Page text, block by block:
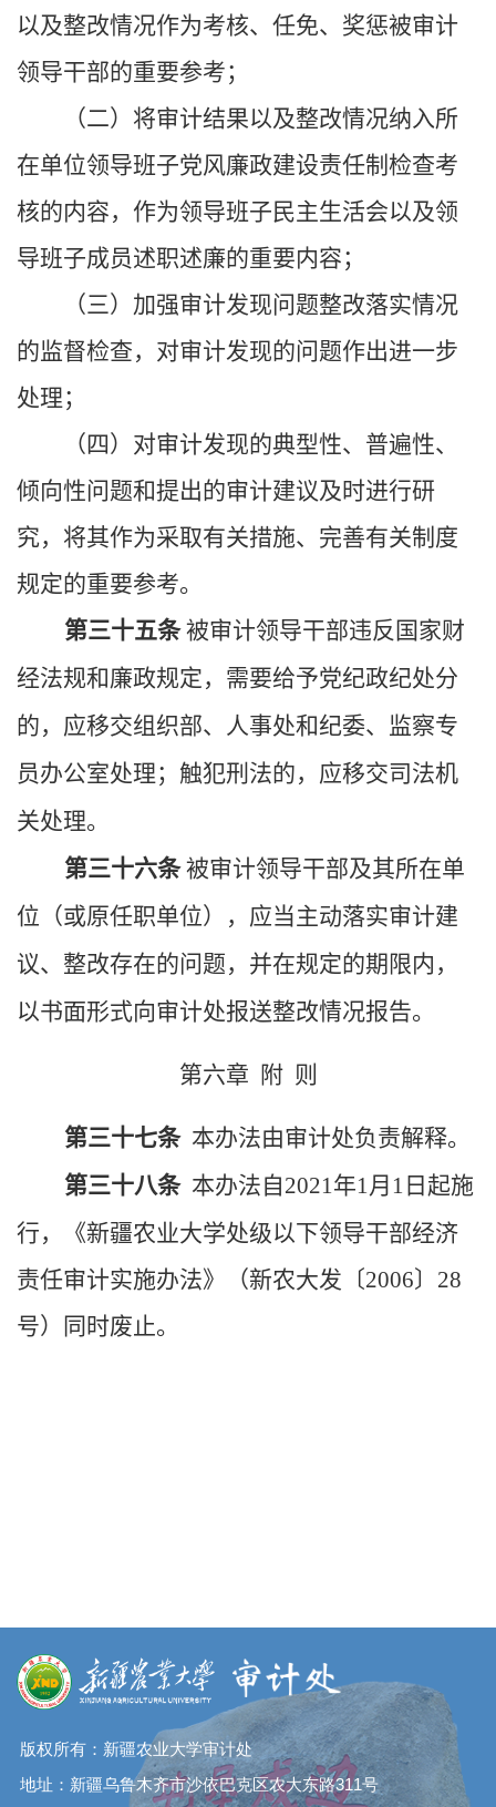
以及整改情况作为考核、任免、奖惩被审计
领导干部的重要参考；
（二）将审计结果以及整改情况纳入所
在单位领导班子党风廉政建设责任制检查考
核的内容，作为领导班子民主生活会以及领
导班子成员述职述廉的重要内容；
（三）加强审计发现问题整改落实情况
的监督检查，对审计发现的问题作出进一步
处理；
（四）对审计发现的典型性、普遍性、
倾向性问题和提出的审计建议及时进行研
究，将其作为采取有关措施、完善有关制度
规定的重要参考。
第三十五条被审计领导干部违反国家财
经法规和廉政规定，需要给予党纪政纪处分
的，应移交组织部、人事处和纪委、监察专
员办公室处理；触犯刑法的，应移交司法机
关处理。
第三十六条被审计领导干部及其所在单
位（或原任职单位），应当主动落实审计建
议、整改存在的问题，并在规定的期限内，
以书面形式向审计处报送整改情况报告。
第六章 附 则
第三十七条本办法由审计处负责解释。
第三十八条本办法自2021 年1 月 1 日起施
行，《新疆农业大学处级以下领导干部经济
责任审计实施办法》（新农大发〔2006〕 28
号）同时废止。
版权所有：新疆农业大学审计处
地址：新疆乌鲁木齐市沙依巴克区农大东路311号